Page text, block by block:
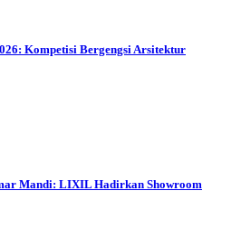
Kompetisi Bergengsi Arsitektur
Mandi: LIXIL Hadirkan Showroom